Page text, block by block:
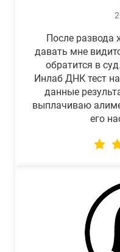
После развода
давать мне
обратится в
Инлаб ДНК тест
данные
выплачиваю
его